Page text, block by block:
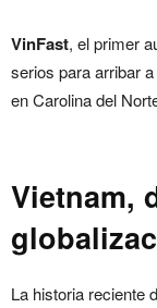
VinFast, el primer
serios para arribar
en Carolina del
Vietnam,
La historia reciente